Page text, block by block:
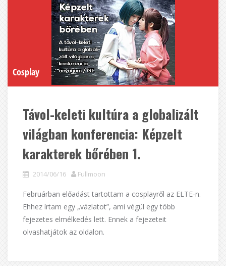
Cosplay
Távol-keleti kultúra a globalizált
világban konferencia: Képzelt
karakterek bőrében 1.
2014/06/16 Fullmoon
Februárban előadást tartottam a cosplayről az ELTE-n.
Ehhez írtam egy „vázlatot”, ami végül egy több
fejezetes elmélkedés lett. Ennek a fejezeteit
olvashatjátok az oldalon.